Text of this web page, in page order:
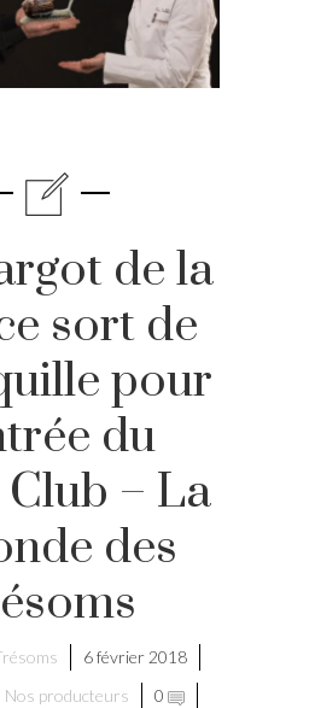
de la
sort de
pour
du
– La
des
6 février 2018
Nos producteurs
0